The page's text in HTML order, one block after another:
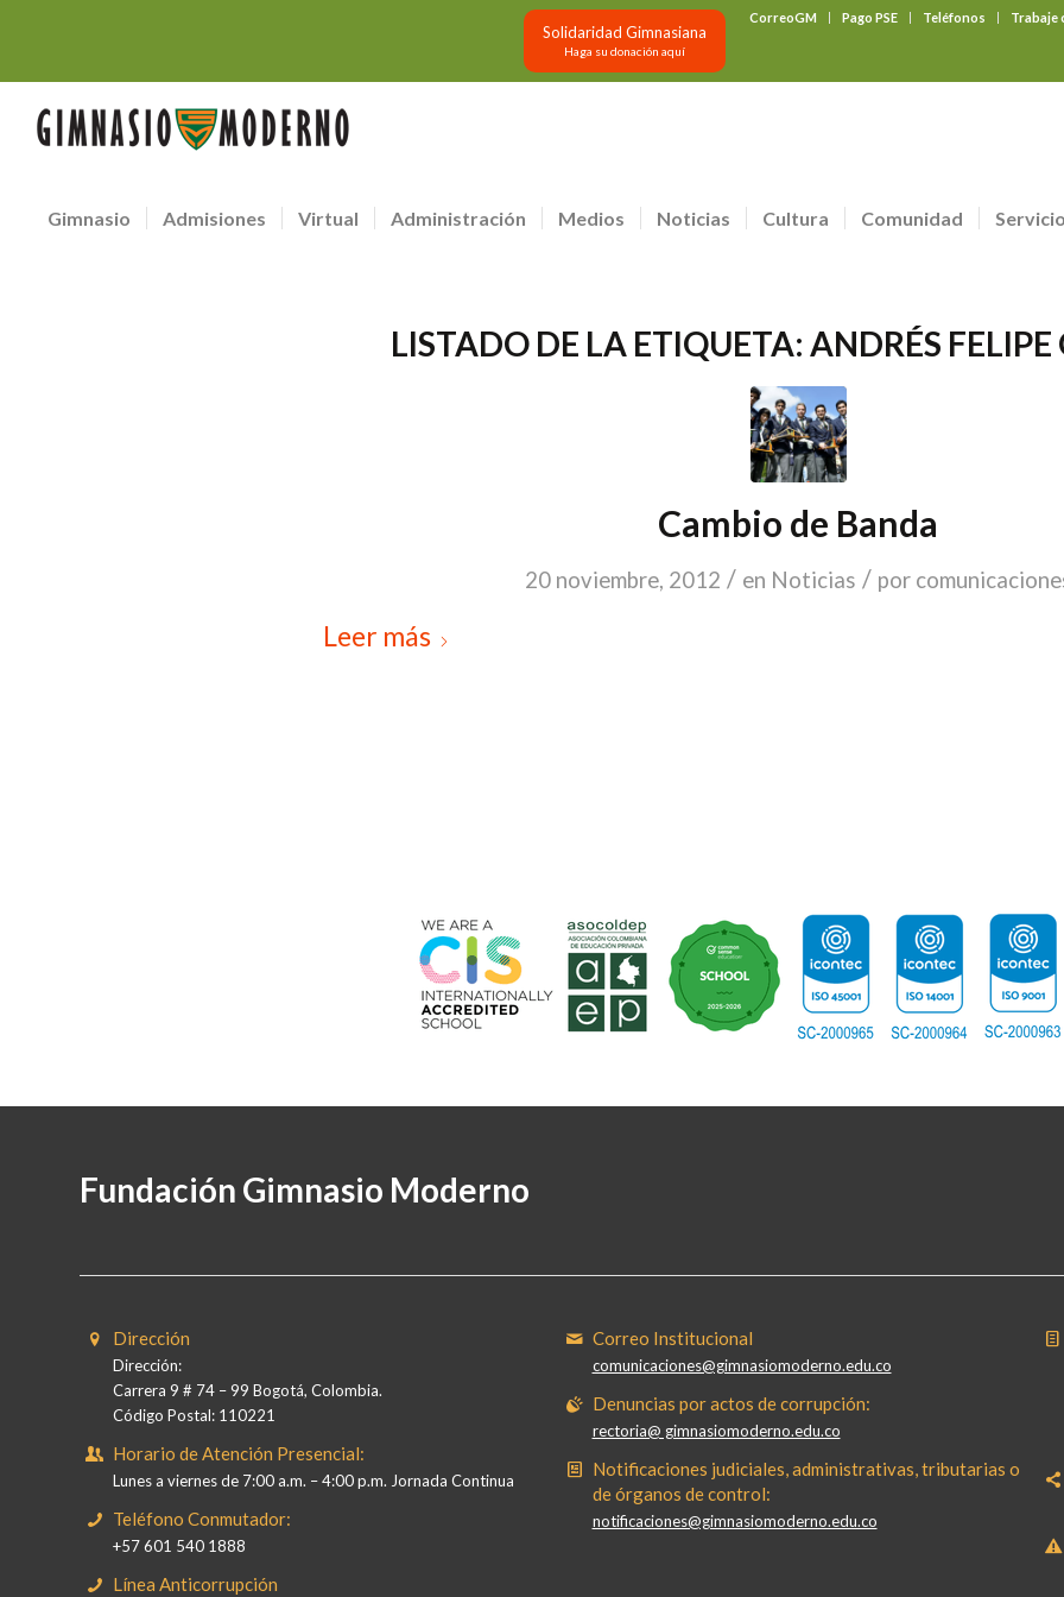
CorreoGM Pago PSE Teléfonos Trabaje
Solidaridad Gimnasiana
Haga su donación aquí
Gimnasio Admisiones Virtual Administración Medios Noticias Cultura Comunidad
LISTADO DE LA ETIQUETA: ANDRÉS
Cambio de Banda
20 noviembre, 2012 / en Noticias / por
Leer más
Fundación Gimnasio Moderno
Dirección
Dirección:
Carrera 9 # 74 – 99 Bogotá, Colombia.
Código Postal: 110221
Horario de Atención Presencial:
Lunes a viernes de 7:00 a.m. – 4:00 p.m. Jornada Continua
Teléfono Conmutador:
+57 601 540 1888
Línea Anticorrupción
Correo Institucional
comunicaciones@gimnasiomoderno.edu.co
Denuncias por actos de corrupción:
rectoria@ gimnasiomoderno.edu.co
Notificaciones judiciales, administrativas, tributarias o
de órganos de control:
notificaciones@gimnasiomoderno.edu.co